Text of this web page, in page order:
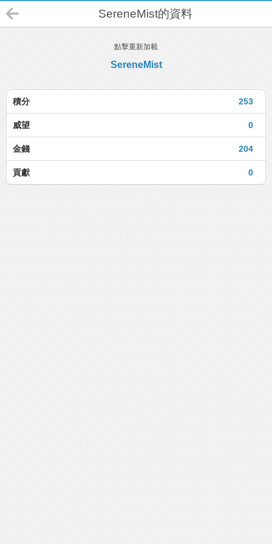
SereneMist的資料
點擊重新加載
SereneMist
253
積分
0
威望
204
金錢
0
貢獻